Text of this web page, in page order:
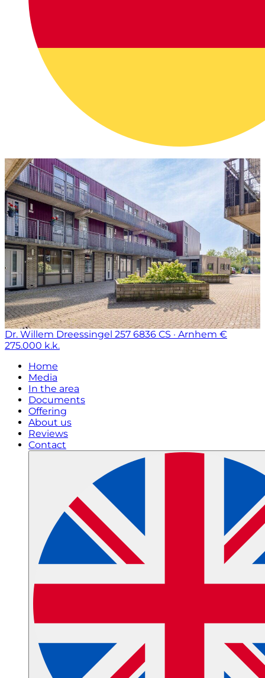
Dr. Willem Dreessingel 257 6836 CS · Arnhem €
275.000 k.k.
Home
Media
In the area
Documents
Offering
About us
Reviews
Contact